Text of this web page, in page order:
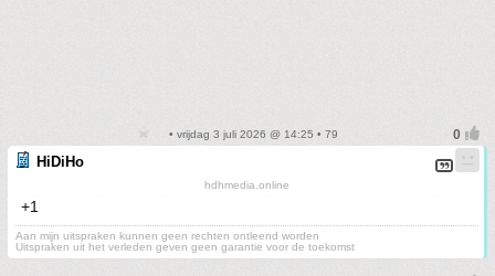
• vrijdag 3 juli 2026 @ 14:25 • 79
HiDiHo
hdhmedia.online
+1
Aan mijn uitspraken kunnen geen rechten ontleend worden
Uitspraken uit het verleden geven geen garantie voor de toekomst